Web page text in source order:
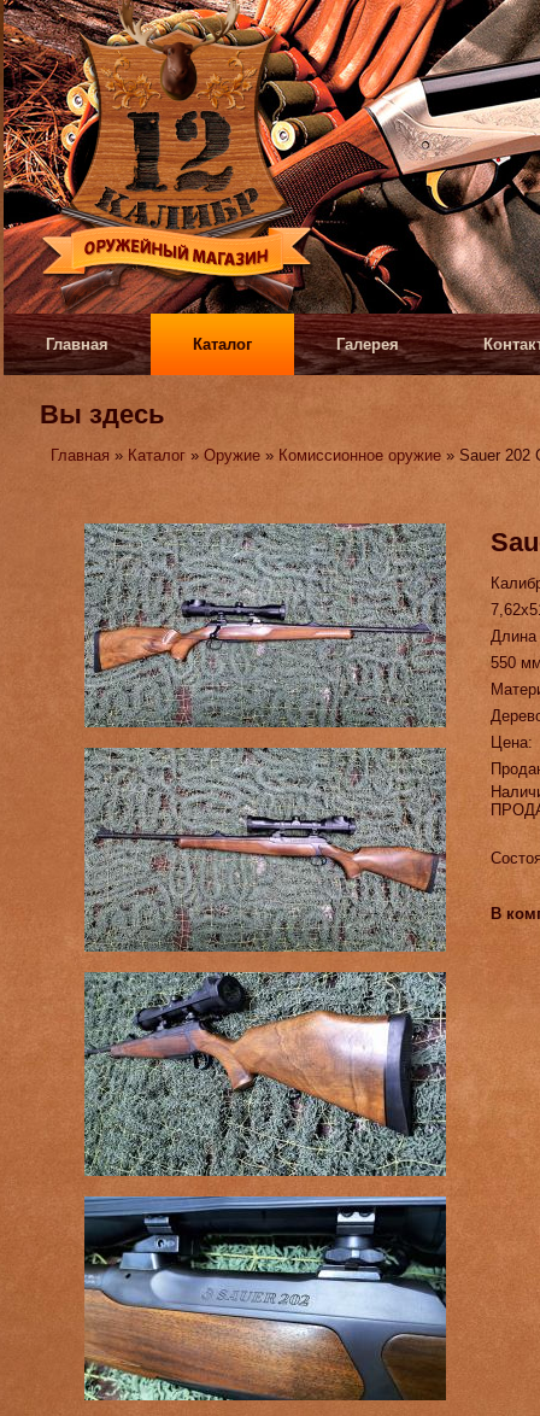
Главная Каталог Галерея
Вы здесь
Главная » Каталог »Оружие » Комиссионное оружие » Sauer 202
550
Цена:
В